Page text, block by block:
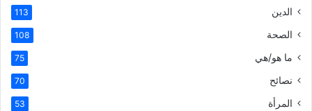
الدين 113
الصحة 108
ما هو/هي 75
نصائح 70
المرأة 53